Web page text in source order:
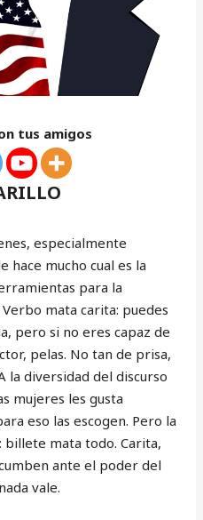
tus amigos
especialmente
hace mucho cual es la
para la
mata carita: puedes
pero si no eres capaz de
pelas. No tan de prisa,
la diversidad del discurso
mujeres les gusta
eso las escogen. Pero la
billete mata todo. Carita,
ante el poder del
vale.